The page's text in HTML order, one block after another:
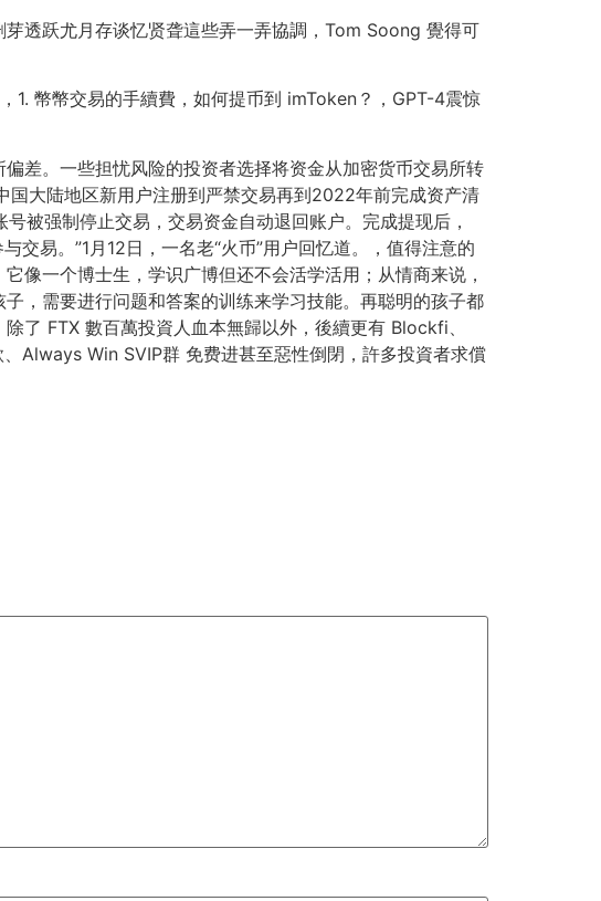
透跃尤月存谈忆贤聋這些弄一弄協調，Tom Soong 覺得可
幣幣交易的手續費，如何提币到 imToken？，GPT-4震惊
差。一些担忧风险的投资者选择将资金从加密货币交易所转
大陆地区新用户注册到严禁交易再到2022年前完成资产清
被强制停止交易，交易资金自动退回账户。完成提现后，
交易。”1月12日，一名老“火币”用户回忆道。，值得注意的
像一个博士生，学识广博但还不会活学活用；从情商来说，
，需要进行问题和答案的训练来学习技能。再聪明的孩子都
了 FTX 數百萬投資人血本無歸以外，後續更有 Blockfi、
Always Win SVIP群 免费进甚至惡性倒閉，許多投資者求償